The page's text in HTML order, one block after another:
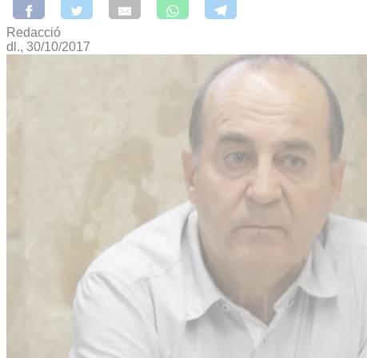
Redacció
dl., 30/10/2017